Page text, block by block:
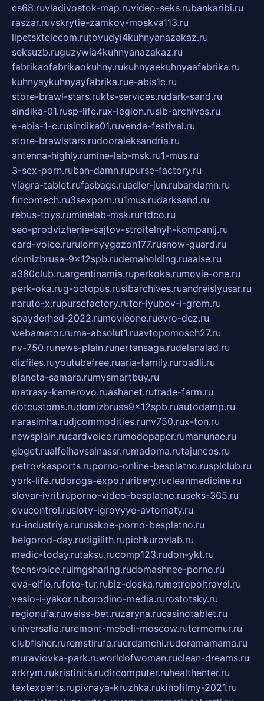
cs68.ruvladivostok-map.ruvideo-seks.rubankaribi.ru
raszar.ruvskrytie-zamkov-moskva113.ru
lipetsktelecom.rutovudyi4kuhnyanazakaz.ru
seksuzb.ruguzywia4kuhnyanazakaz.ru
fabrikaofabrikaokuhny.rukuhnyaekuhnyaafabrika.ru
kuhnyaykuhnyayfabrika.rue-abis1c.ru
store-brawl-stars.rukts-services.rudark-sand.ru
sindika-01.rusp-life.rux-legion.rusib-archives.ru
e-abis-1-c.rusindika01.ruvenda-festival.ru
store-brawlstars.rudooraleksandria.ru
antenna-highly.rumine-lab-msk.ru1-mus.ru
3-sex-porn.ruban-damn.rupurse-factory.ru
viagra-tablet.rufasbags.ruadler-jun.rubandamn.ru
fincontech.ru3sexporn.ru1mus.rudarksand.ru
rebus-toys.ruminelab-msk.rurtdco.ru
seo-prodvizhenie-sajtov-stroitelnyh-kompanij.ru
card-voice.rurulonnyygazon177.rusnow-guard.ru
domizbrusa-9x12spb.rudemaholding.ruaalse.ru
a380club.ruargentinamia.ruperkoka.rumovie-one.ru
perk-oka.rug-octopus.rusibarchives.ruandreislyusar.ru
naruto-x.rupursefactory.rutor-lyubov-i-grom.ru
spayderhed-2022.rumovieone.ruevro-dez.ru
webamator.ruma-absolut1.ruavtopomosch27.ru
nv-750.runews-plain.runertansaga.rudelanalad.ru
dizfiles.ruyoutubefree.ruaria-family.ruroadli.ru
planeta-samara.rumysmartbuy.ru
matrasy-kemerovo.ruashanet.rutrade-farm.ru
dotcustoms.rudomizbrusa9x12spb.ruautodamp.ru
narasimha.rudjcommodities.runv750.rux-ton.ru
newsplain.rucardvoice.rumodopaper.rumanunae.ru
gbget.rualfeihavsalnassr.rumadoma.rutajuncos.ru
petrovkasports.ruporno-online-besplatno.rusplclub.ru
york-life.rudoroga-expo.ruribery.rucleanmedicine.ru
slovar-ivrit.ruporno-video-besplatno.ruseks-365.ru
ovucontrol.rusloty-igrovyye-avtomaty.ru
ru-industriya.rurusskoe-porno-besplatno.ru
belgorod-day.rudigilith.rupichkurovlab.ru
medic-today.rutaksu.rucomp123.rudon-ykt.ru
teensvoice.ruimgsharing.rudomashnee-porno.ru
eva-elfie.rufoto-tur.rubiz-doska.rumetropoltravel.ru
veslo-i-yakor.ruborodino-media.rurostotsky.ru
regionufa.ruweiss-bet.ruzaryna.rucasinotablet.ru
universalia.ruremont-mebeli-moscow.rutermomur.ru
clubfisher.ruremstirufa.ruerdamchi.rudoramamama.ru
muraviovka-park.ruworldofwoman.ruclean-dreams.ru
arkrym.rukristinita.rudircomputer.ruhealthenter.ru
textexperts.rupivnaya-kruzhka.rukinofilmy-2021.ru